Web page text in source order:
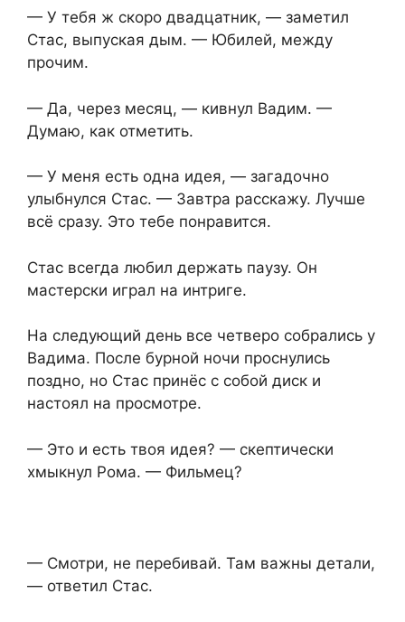
— У тебя ж скоро двадцатник, — заметил
Стас, выпуская дым. — Юбилей, между
прочим.
— Да, через месяц, — кивнул Вадим. —
Думаю, как отметить.
— У меня есть одна идея, — загадочно
улыбнулся Стас. — Завтра расскажу. Лучше
всё сразу. Это тебе понравится.
Стас всегда любил держать паузу. Он
мастерски играл на интриге.
На следующий день все четверо собрались у
Вадима. После бурной ночи проснулись
поздно, но Стас принёс с собой диск и
настоял на просмотре.
— Это и есть твоя идея? — скептически
хмыкнул Рома. — Фильмец?
— Смотри, не перебивай. Там важны детали,
— ответил Стас.